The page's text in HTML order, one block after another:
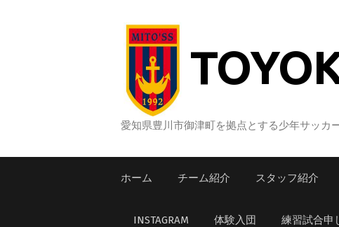
ッ
愛知県豊川市御津町を拠点とする少年サッ
ホーム チーム紹介 スタッフ紹介
INSTAGRAM 体験入団 練習試合申